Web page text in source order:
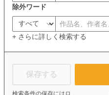
除外ワード
+ さらに詳しく検索する
保存する
検索条件の保存には ロ